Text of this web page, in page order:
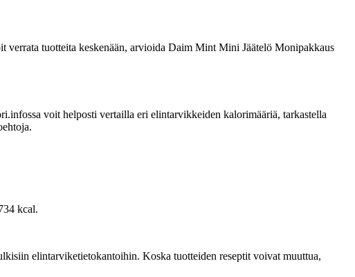
tuotteita keskenään, arvioida Daim Mint Mini Jäätelö Monipakkaus
voit helposti vertailla eri elintarvikkeiden kalorimääriä, tarkastella
kcal.
elintarviketietokantoihin. Koska tuotteiden reseptit voivat muuttua,